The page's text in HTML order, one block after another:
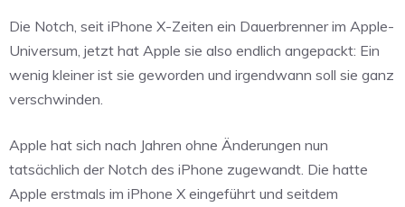
Die Notch, seit iPhone X-Zeiten ein Dauerbrenner im Apple-
Universum, jetzt hat Apple sie also endlich angepackt: Ein
wenig kleiner ist sie geworden und irgendwann soll sie ganz
verschwinden.
Apple hat sich nach Jahren ohne Änderungen nun
tatsächlich der Notch des iPhone zugewandt. Die hatte
Apple erstmals im iPhone X eingeführt und seitdem